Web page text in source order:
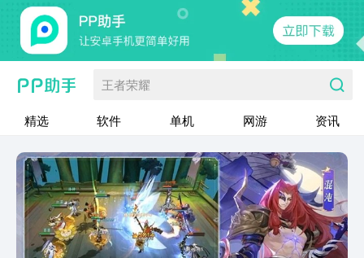
王者荣耀
精选 软件 单机 网游 资讯